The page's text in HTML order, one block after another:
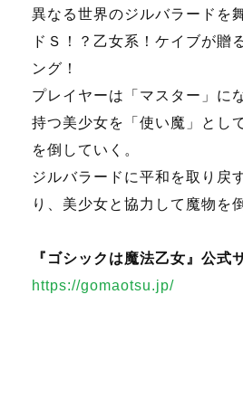
異なる世界のジルバラードを
ドＳ！？乙女系！ケイブが贈
ング！
プレイヤーは「マスター」に
持つ美少女を「使い魔」とし
を倒していく。
ジルバラードに平和を取り戻
り、美少女と協力して魔物を
『ゴシックは魔法乙女』公式
https://gomaotsu.jp/